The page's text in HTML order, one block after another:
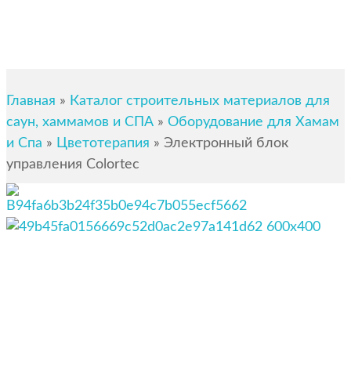
Главная » Каталог строительных материалов для
саун, хаммамов и СПА » Оборудование для Хамам
и Спа » Цветотерапия » Электронный блок
управления Colortec